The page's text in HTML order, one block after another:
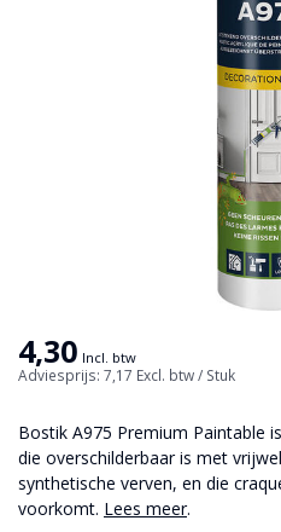
4,30 Incl. btw
Adviesprijs: 7,17 Excl. btw/ Stuk
Bostik A975 Premium Paintable
die overschilderbaar is met
synthetische verven, en die
voorkomt. Lees meer.